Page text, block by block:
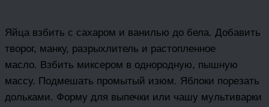
Яйца взбить с сахаром и ванилью до бела. Добавить
творог, манку, разрыхлитель и растопленное
масло. Взбить миксером в однородную, пышную
массу. Подмешать промытый изюм. Яблоки порезать
дольками. Форму для выпечки или чашу мультиварки